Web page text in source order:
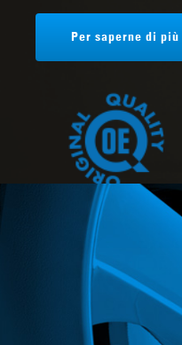
Per saperne di più